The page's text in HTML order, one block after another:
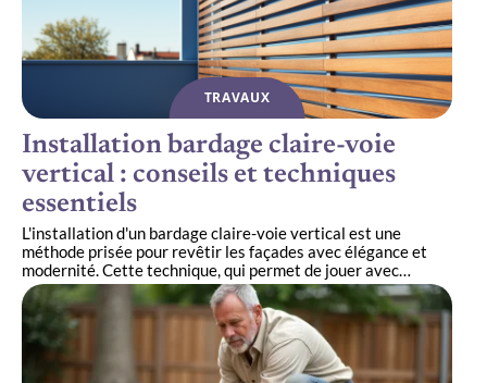
TRAVAUX
Installation bardage claire-voie
vertical : conseils et techniques
essentiels
L'installation d'un bardage claire-voie vertical est une
méthode prisée pour revêtir les façades avec élégance et
modernité. Cette technique, qui permet de jouer avec…